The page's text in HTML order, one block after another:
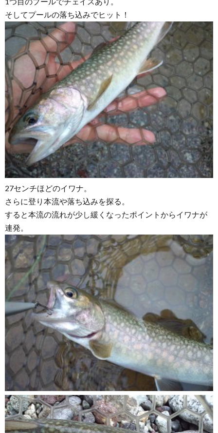
そしてプールの落ち込みでヒット！
27センチほどのイワナ。
さらに登り本流や落ち込みを探る。
すると本流の流れが少し緩くなったポイントからイワナが
連発。